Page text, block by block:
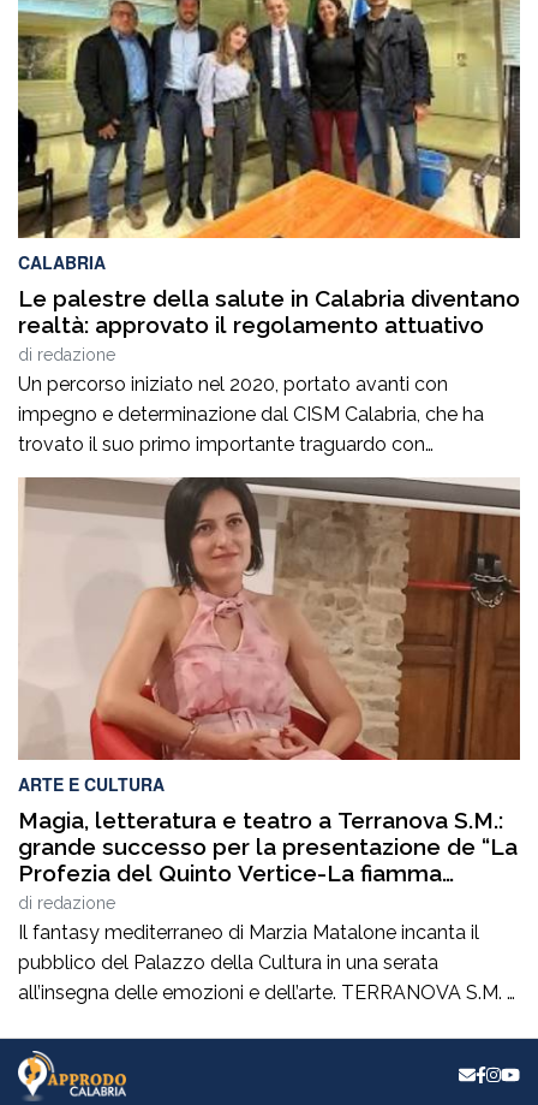
2006 occorre ascoltare i sindaci e valutare con
attenzione tutte le conseguenze che […]
CALABRIA
Le palestre della salute in Calabria diventano
realtà: approvato il regolamento attuativo
di redazione
Un percorso iniziato nel 2020, portato avanti con
impegno e determinazione dal CISM Calabria, che ha
trovato il suo primo importante traguardo con
l’approvazione della legge regionale nel 2023 e che oggi
si completa con un ulteriore passaggio fondamentale:
l’approvazione del regolamento attuativo che disciplina
il riconoscimento e il funzionamento delle Palestre della
ARTE E CULTURA
Magia, letteratura e teatro a Terranova S.M.:
grande successo per la presentazione de “La
Profezia del Quinto Vertice-La fiamma
duplice”
di redazione
Il fantasy mediterraneo di Marzia Matalone incanta il
pubblico del Palazzo della Cultura in una serata
all’insegna delle emozioni e dell’arte. TERRANOVA S.M. –
creare dei ponti autentici tra le persone, significa che si
sta percorrendo la strada giusta.È esattamente ciò che è